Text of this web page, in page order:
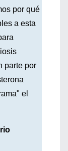
por qué
a esta
parte por
el